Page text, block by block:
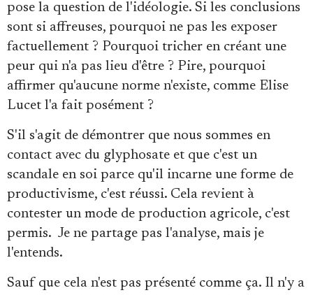
pose la question de l'idéologie. Si les conclusions
sont si affreuses, pourquoi ne pas les exposer
factuellement ? Pourquoi tricher en créant une
peur qui n'a pas lieu d'être ? Pire, pourquoi
affirmer qu'aucune norme n'existe, comme Elise
Lucet l'a fait posément ?
S'il s'agit de démontrer que nous sommes en
contact avec du glyphosate et que c'est un
scandale en soi parce qu'il incarne une forme de
productivisme, c'est réussi. Cela revient à
contester un mode de production agricole, c'est
permis. Je ne partage pas l'analyse, mais je
l'entends.
Sauf que cela n'est pas présenté comme ça. Il n'y a